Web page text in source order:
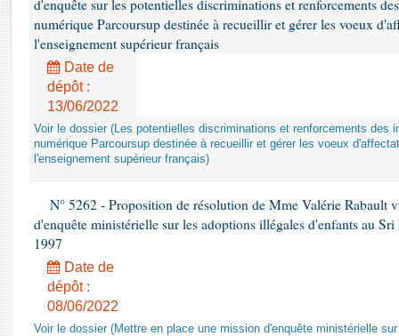
Rapports d'enquête
Rapports législatifs
Rapports sur l'application des lois
Baromètre de l’application des lois
Budget et sécurité sociale
Questions écrites et orales
d'enquête sur les potentielles discriminations et renforcements
numérique Parcoursup destinée à recueillir et gérer les voeux
l'enseignement supérieur français
Date de
dépôt :
13/06/2022
Voir le dossier (Les potentielles discriminations et renforcements des
numérique Parcoursup destinée à recueillir et gérer les voeux
l'enseignement supérieur français)
N° 5262 - Proposition de résolution de Mme Valérie Rabault
d'enquête ministérielle sur les adoptions illégales d'enfants au
1997
Date de
dépôt :
08/06/2022
Voir le dossier (Mettre en place une mission d'enquête ministérielle